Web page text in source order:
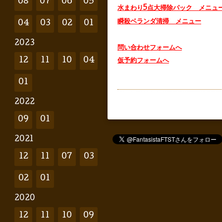
水まわり5点大掃除パック メニュ
瞬殺ベランダ清掃 メニュー
問い合わせフォームへ
仮予約フォームへ
08 07 06 05
04 03 02 01
2023
12 11 10 04
01
2022
09 01
2021
12 11 07 03
02 01
2020
12 11 10 09